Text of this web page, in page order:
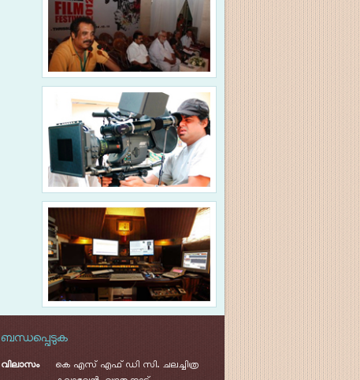
ചലച്ചിത്ര
നിർമ്മാണത്തിനുള്ള
സഹായ ധനം
ഇടപാടുകളും
പദ്ധതികളും
തൊഴിൽ /
ഔദ്യോഗികജീവിതം
ബന്ധപ്പെടുക
വിലാസം കെ എസ് എഫ് ഡി സി. ചലച്ചിത്ര